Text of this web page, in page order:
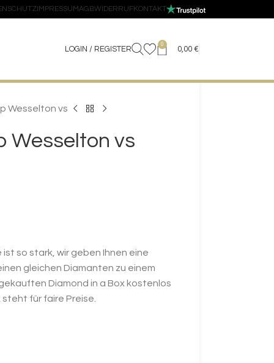
IMPRESSUMAGBWIDERRUFKONTAKT
LOGIN / REGISTER 0 0,00 €
Wesselton vs
Wesselton vs
so stark, wir geben Ihnen eine
gleichen Diamanten zu einem
Diamond in a Box kostenlos
für faire Preise.